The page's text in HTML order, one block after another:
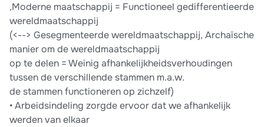
,Moderne maatschappij = Functioneel gedifferentieerde
wereldmaatschappij
(<--> Gesegmenteerde wereldmaatschappij, Archaïsche
manier om de wereldmaatschappij
op te delen = Weinig afhankelijkheidsverhoudingen
tussen de verschillende stammen m.a.w.
de stammen functioneren op zichzelf)
• Arbeidsindeling zorgde ervoor dat we afhankelijk
werden van elkaar